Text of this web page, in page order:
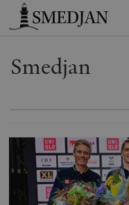
Timbro
Smedjan